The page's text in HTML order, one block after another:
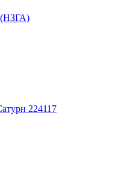
(НЗГА)
224117